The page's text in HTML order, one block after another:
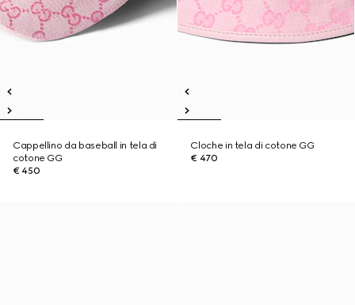
Cappellino da baseball in tela di
cotone GG
€ 450
Cloche in tela di cotone GG
€ 470